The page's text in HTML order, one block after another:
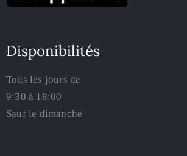
Disponibilités
Tous les jours de
9:30 à 18:00
Sauf le dimanche